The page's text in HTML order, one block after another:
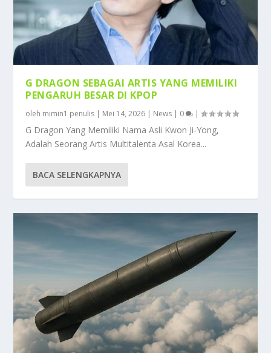
G DRAGON SEBAGAI ARTIS YANG MEMILIKI
PENGARUH BESAR DI KPOP
oleh mimin1 penulis | Mei 14, 2026 | News | 0 |
G Dragon Yang Memiliki Nama Asli Kwon Ji-Yong,
Adalah Seorang Artis Multitalenta Asal Korea...
BACA SELENGKAPNYA